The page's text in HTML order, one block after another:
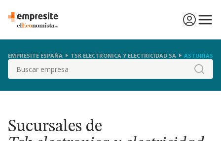
EMPRESITE ESPAÑA TSK ELECTRONICA Y ELECTRICIDAD SA ASTURIAS
Buscar
Sucursales de